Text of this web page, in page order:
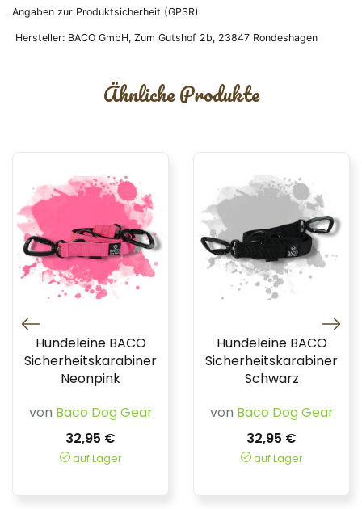
Angaben zur Produktsicherheit (GPSR)
Hersteller: BACO GmbH, Zum Gutshof 2b, 23847 Rondeshagen
Ähnliche Produkte
Hundeleine BACO
Sicherheitskarabiner
Neonpink
von Baco Dog Gear
32,95 €
auf Lager
Hundeleine BACO
Sicherheitskarabiner
Schwarz
von Baco Dog Gear
32,95 €
auf Lager